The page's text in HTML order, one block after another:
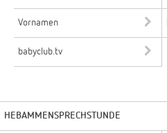
Vornamen
babyclub.tv
HEBAMMENSPRECHSTUNDE